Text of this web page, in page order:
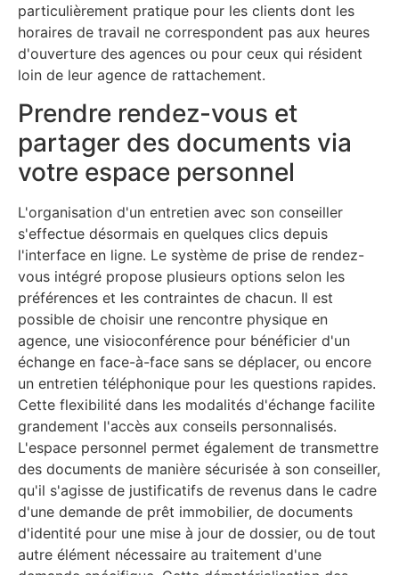
particulièrement pratique pour les clients dont les
horaires de travail ne correspondent pas aux heures
d'ouverture des agences ou pour ceux qui résident
loin de leur agence de rattachement.
Prendre rendez-vous et
partager des documents via
votre espace personnel
L'organisation d'un entretien avec son conseiller
s'effectue désormais en quelques clics depuis
l'interface en ligne. Le système de prise de rendez-
vous intégré propose plusieurs options selon les
préférences et les contraintes de chacun. Il est
possible de choisir une rencontre physique en
agence, une visioconférence pour bénéficier d'un
échange en face-à-face sans se déplacer, ou encore
un entretien téléphonique pour les questions rapides.
Cette flexibilité dans les modalités d'échange facilite
grandement l'accès aux conseils personnalisés.
L'espace personnel permet également de transmettre
des documents de manière sécurisée à son conseiller,
qu'il s'agisse de justificatifs de revenus dans le cadre
d'une demande de prêt immobilier, de documents
d'identité pour une mise à jour de dossier, ou de tout
autre élément nécessaire au traitement d'une